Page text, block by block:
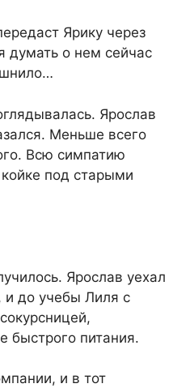
Ярику через
думать о нем сейчас
Ярослав
Меньше всего
Всю симпатию
под старыми
Ярослав уехал
и до учебы Лиля с
быстрого питания.
и в тот